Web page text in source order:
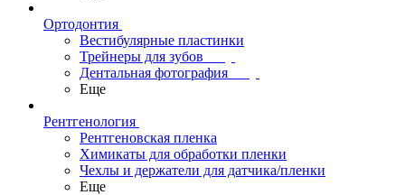
Ортодонтия
Вестибулярные пластинки
Трейнеры для зубов
Дентальная фотография
Еще
Рентгенология
Рентгеновская пленка
Химикаты для обработки пленки
Чехлы и держатели для датчика/пленки
Еще